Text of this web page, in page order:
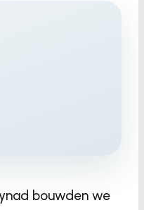
bouwden we